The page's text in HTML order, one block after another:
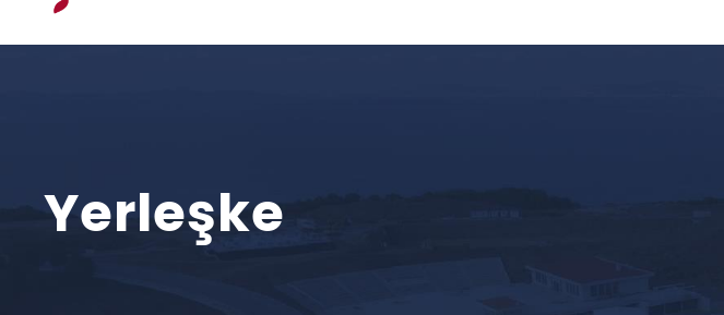
Yerleşke